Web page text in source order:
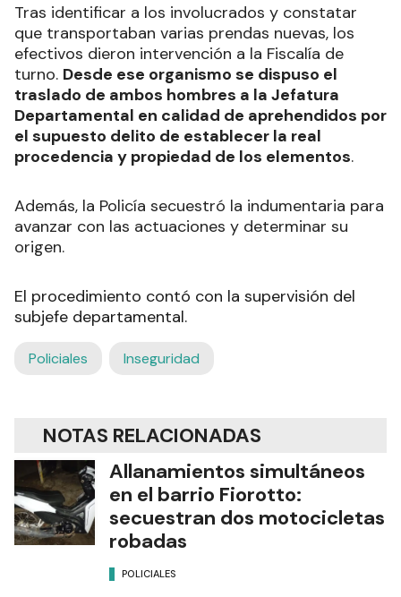
Tras identificar a los involucrados y constatar
que transportaban varias prendas nuevas, los
efectivos dieron intervención a la Fiscalía de
turno. Desde ese organismo se dispuso el
traslado de ambos hombres a la Jefatura
Departamental en calidad de aprehendidos por
el supuesto delito de establecer la real
procedencia y propiedad de los elementos.
Además, la Policía secuestró la indumentaria para
avanzar con las actuaciones y determinar su
origen.
El procedimiento contó con la supervisión del
subjefe departamental.
Policiales Inseguridad
NOTAS RELACIONADAS
Allanamientos simultáneos
en el barrio Fiorotto:
secuestran dos motocicletas
robadas
POLICIALES